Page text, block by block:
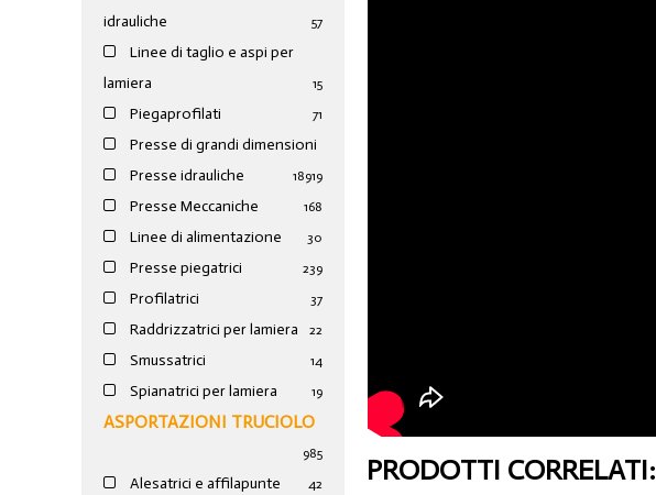
idrauliche
57
Linee di taglio e aspi per
lamiera
15
Piegaprofilati 71
Presse di grandi dimensioni
19
Presse idrauliche 189
Presse Meccaniche 168
Linee di alimentazione 30
Presse piegatrici 239
Profilatrici 37
Raddrizzatrici per lamiera 22
Smussatrici 14
Spianatrici per lamiera 19
ASPORTAZIONI TRUCIOLO
985
Alesatrici e affilapunte 42 PRODOTTI CORRELATI: